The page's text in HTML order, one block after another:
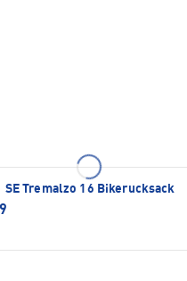
SE Tremalzo 16 Bikerucksack